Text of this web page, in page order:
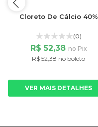
Cloreto De Cálcio 40%
(0)
R$ 52,38 no Pix
R$ 52,38 no boleto
VER MAIS DETALHES